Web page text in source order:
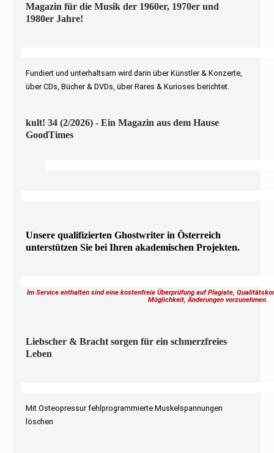
Magazin für die Musik der 1960er, 1970er und
1980er Jahre!
Fundiert und unterhaltsam wird darin über Künstler & Konzerte,
über CDs, Bücher & DVDs, über Rares & Kurioses berichtet.
kult! 34 (2/2026) - Ein Magazin aus dem Hause
GoodTimes
Unsere qualifizierten Ghostwriter in Österreich
unterstützen Sie bei Ihren akademischen Projekten.
Im Service enthalten sind eine kostenfreie Überprüfung auf Plagiate,
Möglichkeit, Änderungen vorzunehmen.
Liebscher & Bracht sorgen für ein schmerzfreies
Leben
Mit Osteopressur fehlprogrammierte Muskelspannungen
löschen